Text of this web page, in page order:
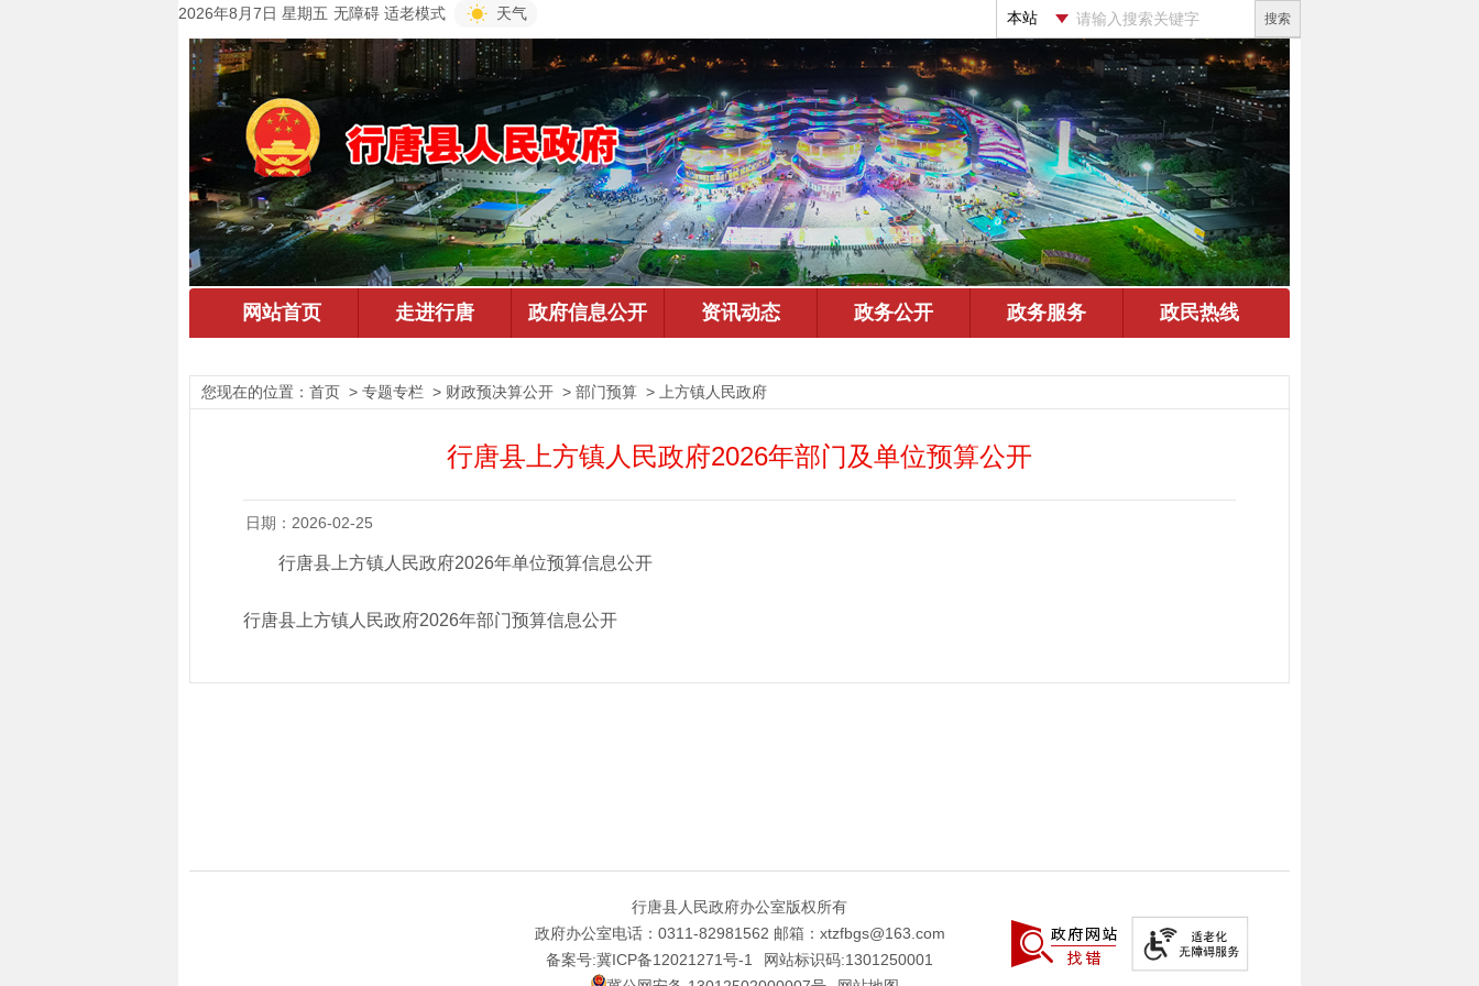
2026年8月7日 星期五 无障碍 适老模式 天气 搜索
您现在的位置： 首页 > 专题专栏 > 财政预决算公开 > 部门预算 > 上方镇人民政府
行唐县上方镇人民政府2026年部门及单位预算公开
日期：2026-02-25
行唐县上方镇人民政府2026年单位预算信息公开
行唐县上方镇人民政府2026年部门预算信息公开